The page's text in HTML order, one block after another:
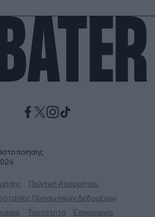
Πολιτική Απορρήτου
Προσωπικών Δεδομένων
Ταυτότητα Επικοινωνία